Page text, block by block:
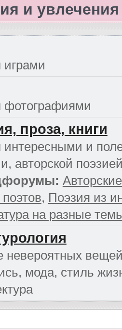
и увлечения
проза, книги
и
авторской
, Поэзия из
на разные
невероятных
мода, стиль